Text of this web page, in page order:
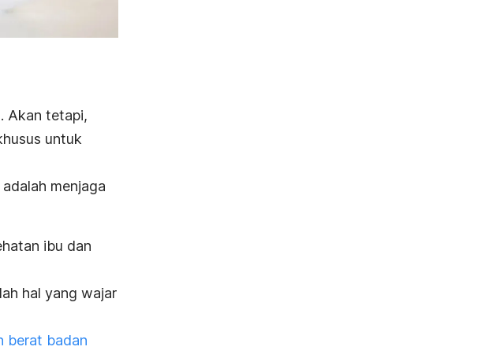
Akan tetapi,
untuk
menjaga
ibu dan
hal yang wajar
berat badan